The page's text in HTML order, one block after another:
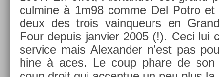
cul­mine à 1m98 comme Del Potro
deux des trois vain­queurs en
Four de­puis jan­vi­er 2005 (!). Ceci lui
ser­vice mais Al­exand­er n’est pas
hine à aces. Le coup phare de